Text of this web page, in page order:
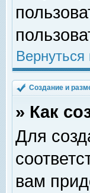
Вернуться
Создание и
» Как
Для
вам